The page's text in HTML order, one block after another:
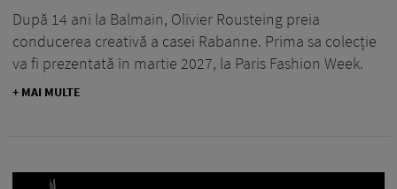
După 14 ani la Balmain, Olivier Rousteing preia
conducerea creativă a casei Rabanne. Prima sa colecție
va fi prezentată în martie 2027, la Paris Fashion Week.
+ MAI MULTE